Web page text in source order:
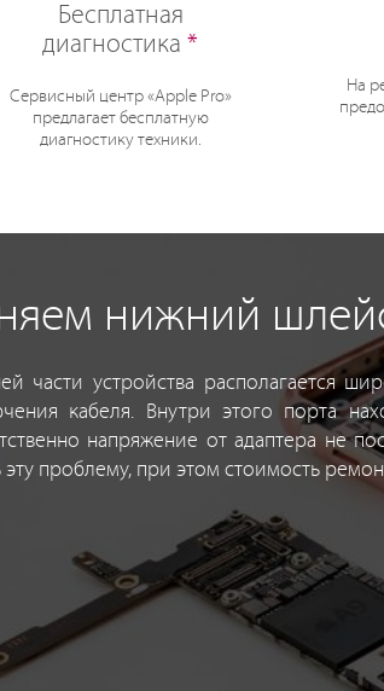
Бесплатная
диагностика*
Сервисный центр «Apple Pro»
предлагает бесплатную
диагностику техники.
На
нижний
части устройства располагается
кабеля. Внутри этого порта
напряжение от адаптера не
проблему, при этом стоимость